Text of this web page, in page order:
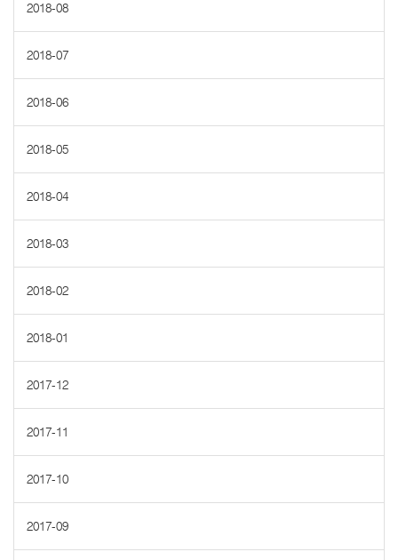
2018-08
2018-07
2018-06
2018-05
2018-04
2018-03
2018-02
2018-01
2017-12
2017-11
2017-10
2017-09